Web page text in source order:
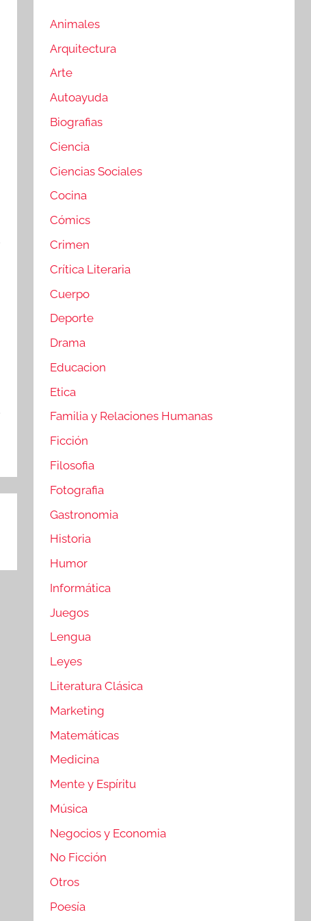
Animales
Arquitectura
Arte
Autoayuda
Biografias
Ciencia
Ciencias Sociales
Cocina
Cómics
Crimen
Crítica Literaria
Cuerpo
Deporte
Drama
Educacion
Etica
Familia y Relaciones Humanas
Ficción
Filosofia
Fotografia
Gastronomia
Historia
Humor
Informática
Juegos
Lengua
Leyes
Literatura Clásica
Marketing
Matemáticas
Medicina
Mente y Espíritu
Música
Negocios y Economia
No Ficción
Otros
Poesía